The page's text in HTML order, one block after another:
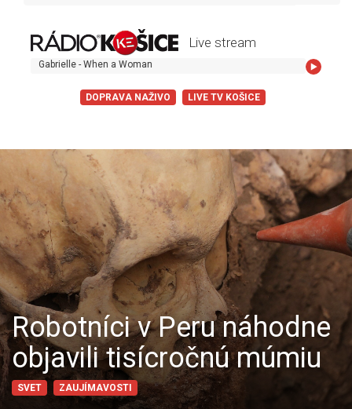
Live stream
Gabrielle - When a Woman
DOPRAVA NAŽIVO LIVE TV KOŠICE
Robotníci v Peru náhodne
objavili tisícročnú múmiu
SVET ZAUJÍMAVOSTI